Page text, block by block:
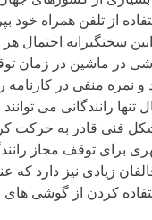
از تلفن همراه خود
سختگیرانه احتمال
نمره منفی در کارنامه
تنها رانندگانی می
فنی قادر به حرکت
برای توقف مجاز
زیادی نیز دارد
کردن از گوشی های